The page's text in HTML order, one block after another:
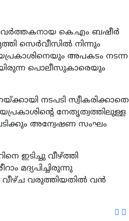
കെ.എം ബഷീര്‍
സെർവീസിൽ നിന്നും
അപകടം നടന്ന
പൊലീസുകാരെയും
നടപടി സ്വീകരിക്കാതെ
നേതൃത്വത്തിലുള്ള
അന്വേഷണ സംഘം
ഇടിച്ചു വീഴ്ത്തി
മദ്യപിച്ചിരുന്നു
വരുത്തിയതിൽ വൻ